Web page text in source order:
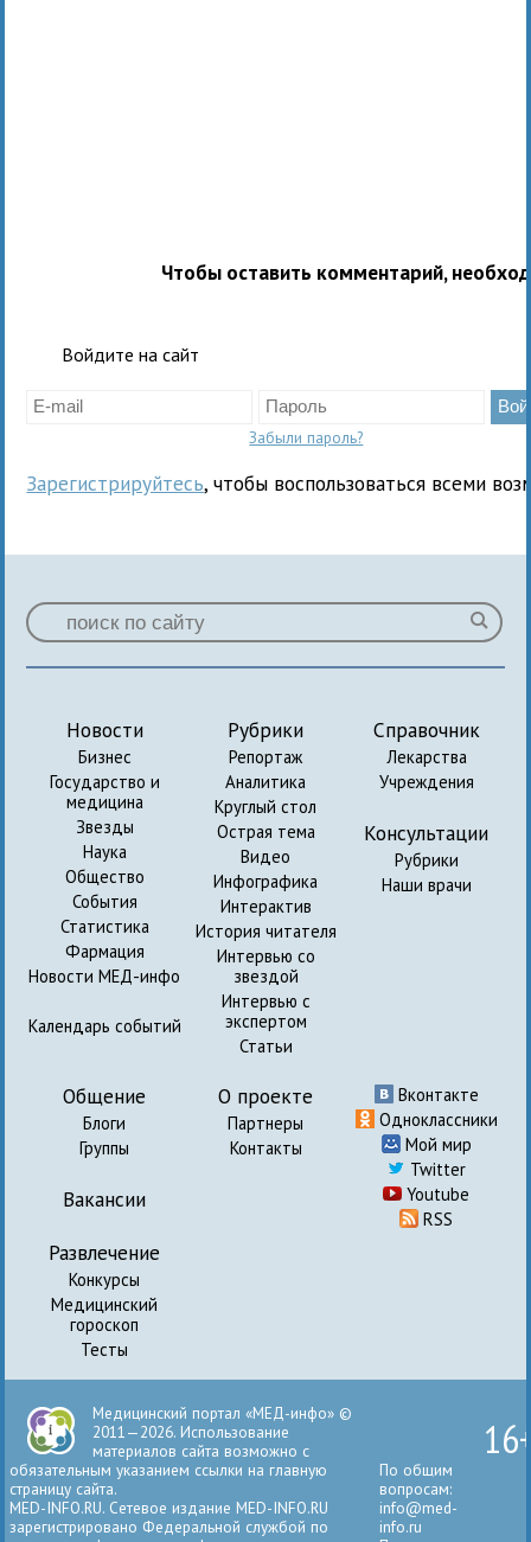
Чтобы оставить комментарий,
Войдите на сайт
Забыли пароль?
Зарегистрируйтесь, чтобы воспользоваться всеми
Новости
Бизнес
Государство и
медицина
Звезды
Наука
Общество
События
Статистика
Фармация
Новости МЕД-инфо
Календарь событий
Рубрики
Репортаж
Аналитика
Круглый стол
Острая тема
Видео
Инфографика
Интерактив
История читателя
Интервью со
звездой
Интервью с
экспертом
Статьи
Справочник
Лекарства
Учреждения
Консультации
Рубрики
Наши врачи
Общение
Блоги
Группы
Вакансии
Развлечение
Конкурсы
Медицинский
гороскоп
Тесты
О проекте
Партнеры
Контакты
Вконтакте
Одноклассники
Мой мир
Twitter
Youtube
RSS
Медицинский портал «МЕД-инфо» ©
2011—2026. Использование
материалов сайта возможно с
обязательным указанием ссылки на главную
страницу сайта.
MED-INFO.RU. Сетевое издание MED-INFO.RU
зарегистрировано Федеральной службой по
По общим
вопросам:
info@med-
info.ru